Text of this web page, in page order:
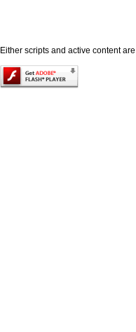
Either scripts and active content